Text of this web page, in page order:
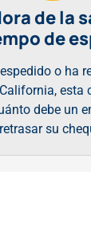
de la
de
o ha
esta
debe un
retrasar su